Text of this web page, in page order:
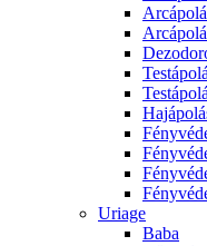
Uriage
Baba